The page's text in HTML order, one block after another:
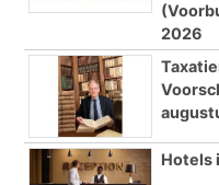
2026
Hotels